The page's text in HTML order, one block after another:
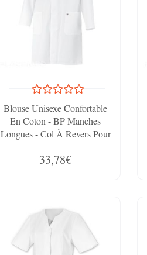
Blouse Unisexe Confortable
En Coton - BP Manches
Longues - Col À Revers Pour
33,78€